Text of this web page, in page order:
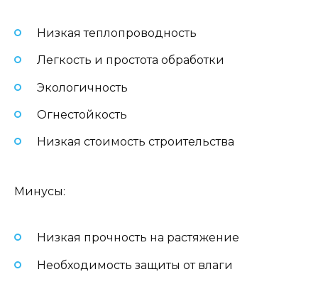
Низкая теплопроводность
Легкость и простота обработки
Экологичность
Огнестойкость
Низкая стоимость строительства
Минусы:
Низкая прочность на растяжение
Необходимость защиты от влаги